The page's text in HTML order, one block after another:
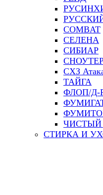
СOMBAT
СЕЛЕНА
СИБИАР
СХЗ
ТАЙГА
ФЛОП/Д-
СТИРКА И